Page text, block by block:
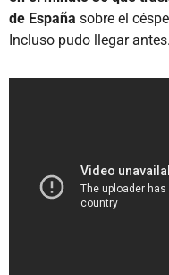
de España sobre el
Incluso pudo llegar antes.